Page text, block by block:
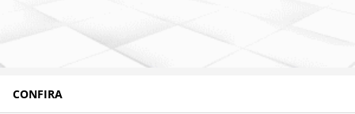
CONFIRA